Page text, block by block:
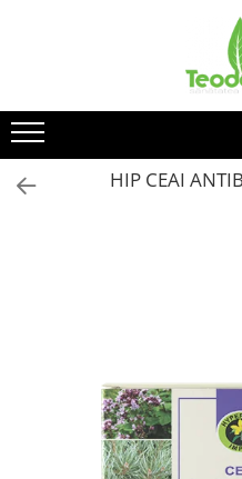
SUPLIMENTE ARTICULATII
ANTIINFLAMATOARE
SUPLIMENTE TONICE
SUPLIMENTE CARDIO
SUPLIMENTE
HEPATOPROTECTOARE-BILA
HIP CEAI